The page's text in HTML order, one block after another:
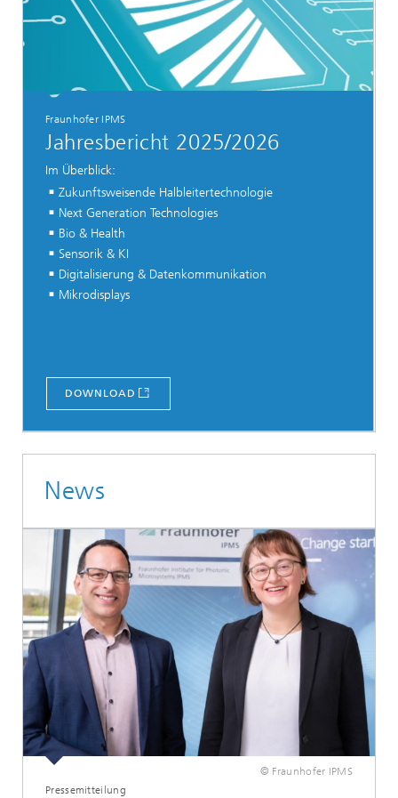
Fraunhofer IPMS
Jahresbericht 2025/2026
Im Überblick:
Zukunftsweisende Halbleitertechnologie
Next Generation Technologies
Bio & Health
Sensorik & KI
Digitalisierung & Datenkommunikation
Mikrodisplays
DOWNLOAD
News
© Fraunhofer IPMS
Pressemitteilung